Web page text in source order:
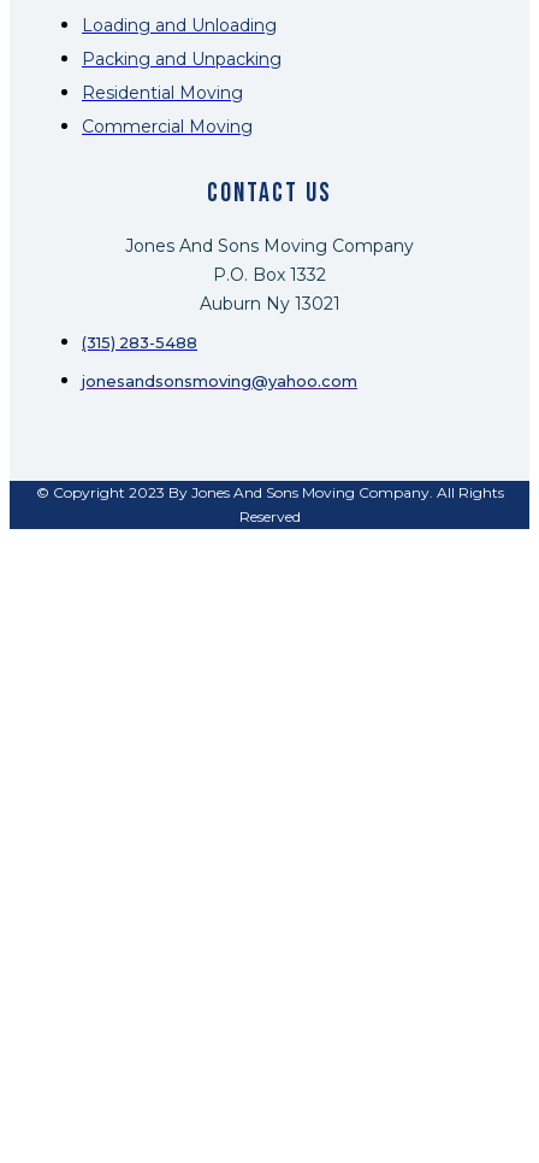
Loading and Unloading
Packing and Unpacking
Residential Moving
Commercial Moving
Contact US
Jones And Sons Moving Company
P.O. Box 1332
Auburn Ny 13021
(315) 283-5488
jonesandsonsmoving@yahoo.com
© Copyright 2023 By Jones And Sons Moving Company. All Rights
Reserved